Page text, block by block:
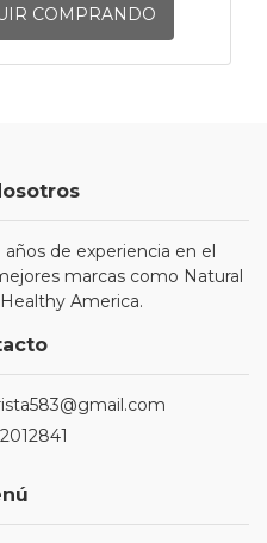
COMPRANDO
de experiencia en el
marcas como Natural
America.